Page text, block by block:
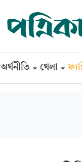
অর্থনীতি খেলা